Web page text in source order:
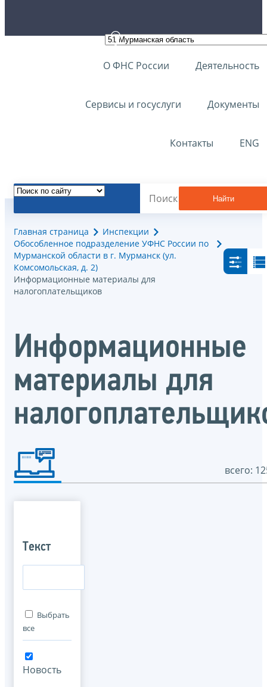
О ФНС России Деятельность
Сервисы и госуслуги Документы
Контакты ENG
Найти
Главная страница
Инспекции
Обособленное подразделение УФНС России по
Мурманской области в г. Мурманск (ул.
Комсомольская, д. 2)
Информационные материалы для
налогоплательщиков
Информационные
материалы для
всего:
Текст
Выбрать
все
Новость